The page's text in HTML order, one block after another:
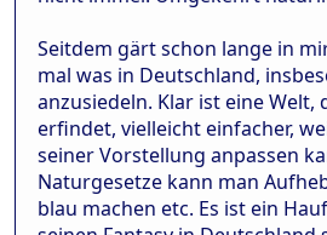
Seitdem gärt schon lange in
mal was in Deutschland,
anzusiedeln. Klar ist eine Welt,
erfindet, vielleicht einfacher,
seiner Vorstellung anpassen
Naturgesetze kann man
blau machen etc. Es ist ein